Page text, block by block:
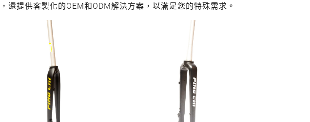
還提供客製化的OEM和ODM解決方案，以滿足您的特殊需求。